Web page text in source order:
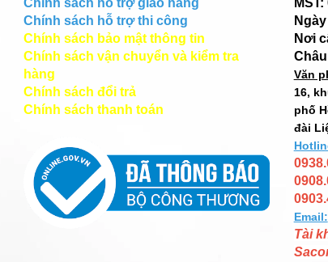
Chính sách hỗ trợ giao hàng
Chính sách hỗ trợ thi công
Chính sách bảo mật thông tin
Chính sách vận chuyển và kiểm tra
hàng
Chính sách đổi trả
Chính sách thanh toán
Nơi
Văn
16,
phố
đài
Email:
Tài